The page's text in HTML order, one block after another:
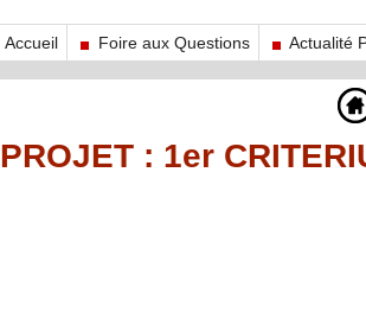
Accueil Foire aux Questions Actualité
PROJET : 1er